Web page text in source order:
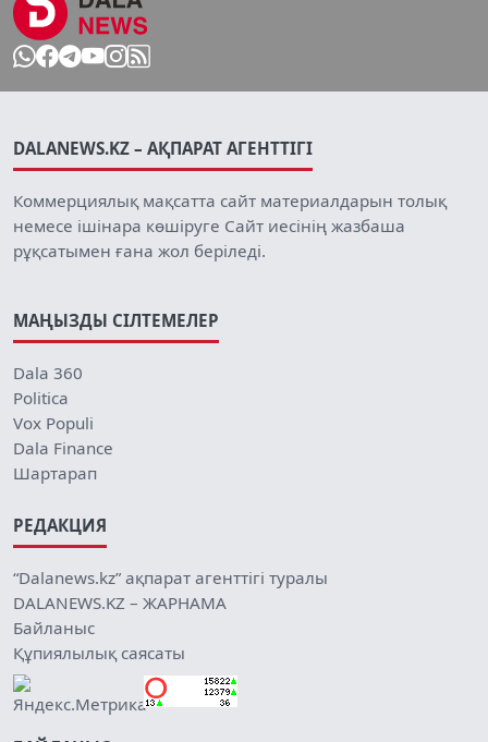
DALANEWS.KZ – АҚПАРАТ АГЕНТТІГІ
Коммерциялық мақсатта сайт материалдарын толық
немесе ішінара көшіруге Сайт иесінің жазбаша
рұқсатымен ғана жол беріледі.
МАҢЫЗДЫ СІЛТЕМЕЛЕР
Dala 360
Politica
Vox Populi
Dala Finance
Шартарап
РЕДАКЦИЯ
“Dalanews.kz” ақпарат агенттігі туралы
DALANEWS.KZ – ЖАРНАМА
Байланыс
Құпиялылық саясаты